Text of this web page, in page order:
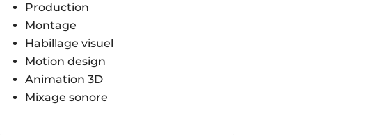
Production
Montage
Habillage visuel
Motion design
Animation 3D
Mixage sonore